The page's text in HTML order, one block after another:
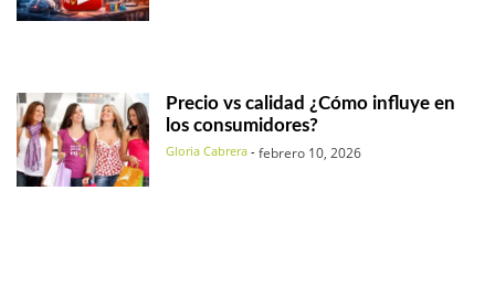
Precio vs calidad ¿Cómo influye en
los consumidores?
Gloria Cabrera - febrero 10, 2026